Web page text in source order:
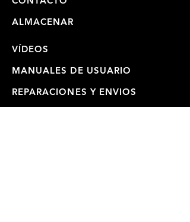
ALMACENAR
VÍDEOS
MANUALES DE USUARIO
REPARACIONES Y ENVIOS